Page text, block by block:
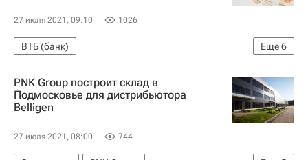
Алексей Вовченко
Леонид Горнин
Александр Горовой
27 июля 2021, 09:10 1026
Еще6
ВТБ (банк)
Московская область (Подмосковье)
Ленинградская область
Анатолий Печатников
Загородная недвижимость
PNK Group построит склад в
Подмосковье для дистрибьютора
Belligen
27 июля 2021, 08:00 744